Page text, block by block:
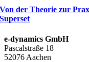
Von der Theorie zur
Superset
e-dynamics GmbH
Pascalstraße 18
52076 Aachen